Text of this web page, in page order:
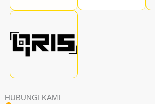
HUBUNGI KAMI